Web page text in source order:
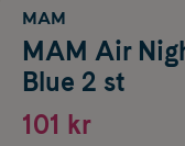
MAM
MAM Air
Blue 2 st
101 kr